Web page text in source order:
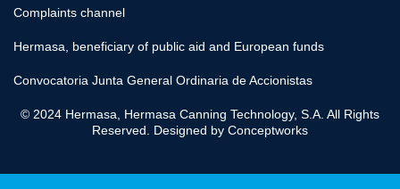
Complaints channel
Hermasa, beneficiary of public aid and European funds
Convocatoria Junta General Ordinaria de Accionistas
© 2024 Hermasa, Hermasa Canning Technology, S.A. All Rights
Reserved. Designed by Conceptworks